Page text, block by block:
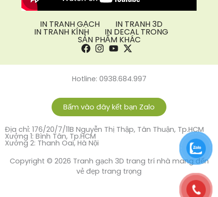
IN TRANH GẠCH IN TRANH 3D
IN TRANH KÍNH IN DECAL TRONG
SẢN PHẨM KHÁC
Hotline: 0938.684.997
Bấm vào đây kết bạn Zalo
Địa chỉ: 176/20/7/11B Nguyễn Thị Thập, Tân Thuận, Tp.HCM
Xưởng 1: Bình Tân, Tp.HCM
Xưởng 2: Thanh Oai, Hà Nội
Copyright © 2026 Tranh gạch 3D trang trí nhà mang đến
vẻ đẹp trang trọng